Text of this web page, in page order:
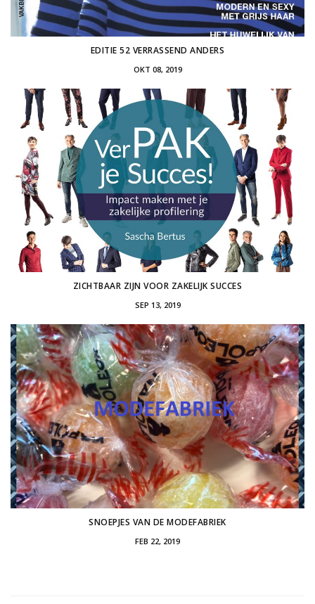
EDITIE 52 VERRASSEND ANDERS
OKT 08, 2019
ZICHTBAAR ZIJN VOOR ZAKELIJK SUCCES
SEP 13, 2019
SNOEPJES VAN DE MODEFABRIEK
FEB 22, 2019